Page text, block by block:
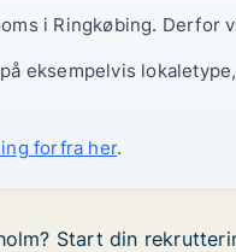
i Ringkøbing.
eksempelvis
forfra her.
Start din